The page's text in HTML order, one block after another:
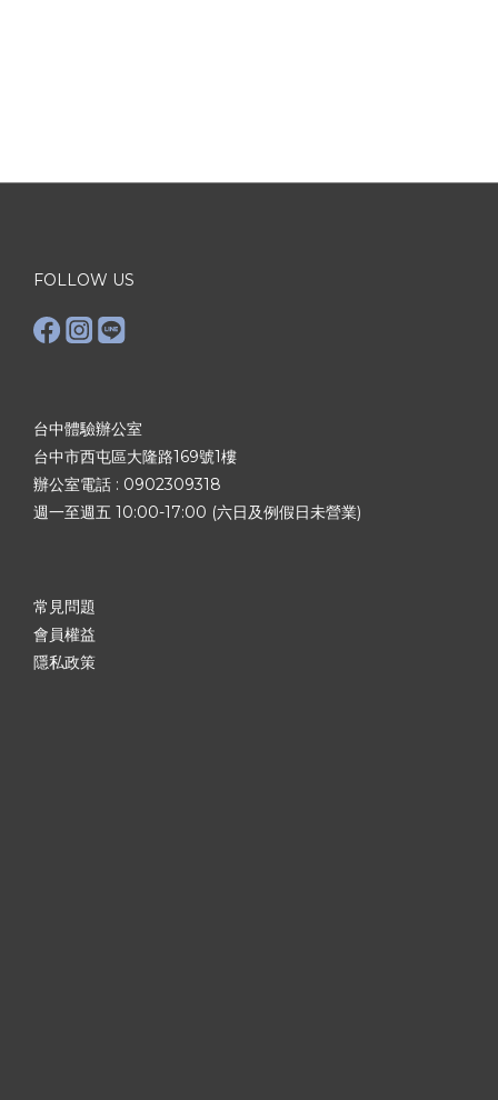
FOLLOW US
台中體驗辦公室
台中市西屯區大隆路169號1樓
辦公室電話 : 0902309318
週一至週五 10:00-17:00 (六日及例假日未營業)
常見問題
會員權益
隱私政策